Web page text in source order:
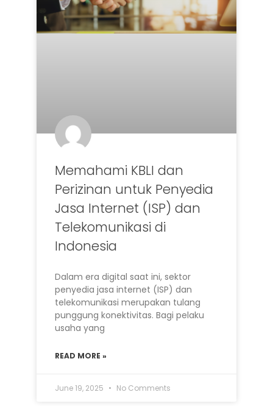
Memahami KBLI dan
Perizinan untuk Penyedia
Jasa Internet (ISP) dan
Telekomunikasi di
Indonesia
Dalam era digital saat ini, sektor
penyedia jasa internet (ISP) dan
telekomunikasi merupakan tulang
punggung konektivitas. Bagi pelaku
usaha yang
READ MORE »
June 19, 2025 No Comments